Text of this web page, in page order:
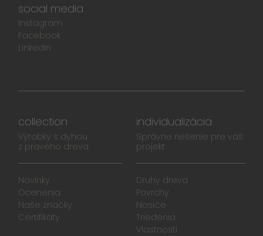
social media
Instagram
Facebook
LinkedIn
collection
Výrobky s dyhou
z pravého dreva
Novinky
Ocenenia
Naše značky
Certifikáty
individualizácia
Správne riešenie pre váš
projekt
Druhy dreva
Povrchy
Nosiče
Triedenia
Vlastnosti